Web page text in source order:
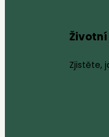
Zjistěte,